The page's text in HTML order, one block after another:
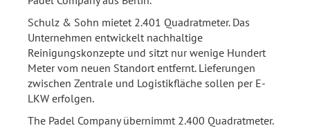
Schulz & Sohn mietet 2.401 Quadratmeter. Das
Unternehmen entwickelt nachhaltige
Reinigungskonzepte und sitzt nur wenige Hundert
Meter vom neuen Standort entfernt. Lieferungen
zwischen Zentrale und Logistikfläche sollen per E-
LKW erfolgen.
The Padel Company übernimmt 2.400 Quadratmeter.